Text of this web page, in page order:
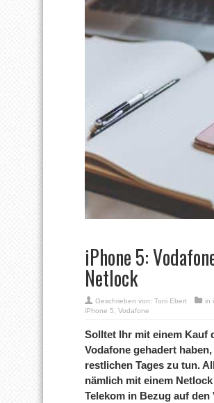
iPhone 5:
Netlock
Geschrieben von: Toni Ebert in
iPhone 5
Vodafone
Solltet Ihr mit einem Kauf
Vodafone gehadert
restlichen Tages zu tun.
nämlich mit einem
Telekom in Bezug auf